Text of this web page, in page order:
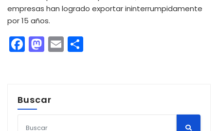
empresas han logrado exportar ininterrumpidamente
por 15 años.
Facebook
Mastodon
Email
Buscar